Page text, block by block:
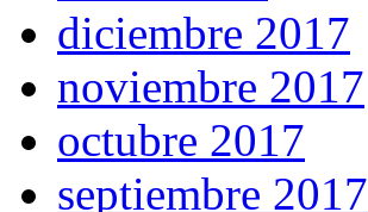
diciembre 2017
noviembre 2017
octubre 2017
septiembre 2017